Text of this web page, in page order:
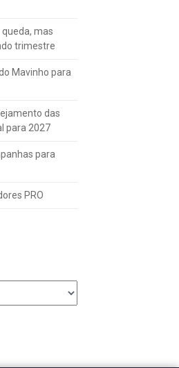
mas
trimestre
Mavinho para
das
para 2027
para
PRO